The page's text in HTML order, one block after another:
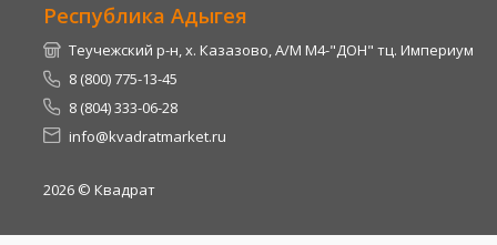
Республика Адыгея
Теучежский р-н, х. Казазово, А/М М4-"ДОН" тц. Империум
8 (800) 775-13-45
8 (804) 333-06-28
info@kvadratmarket.ru
2026 © Квадрат